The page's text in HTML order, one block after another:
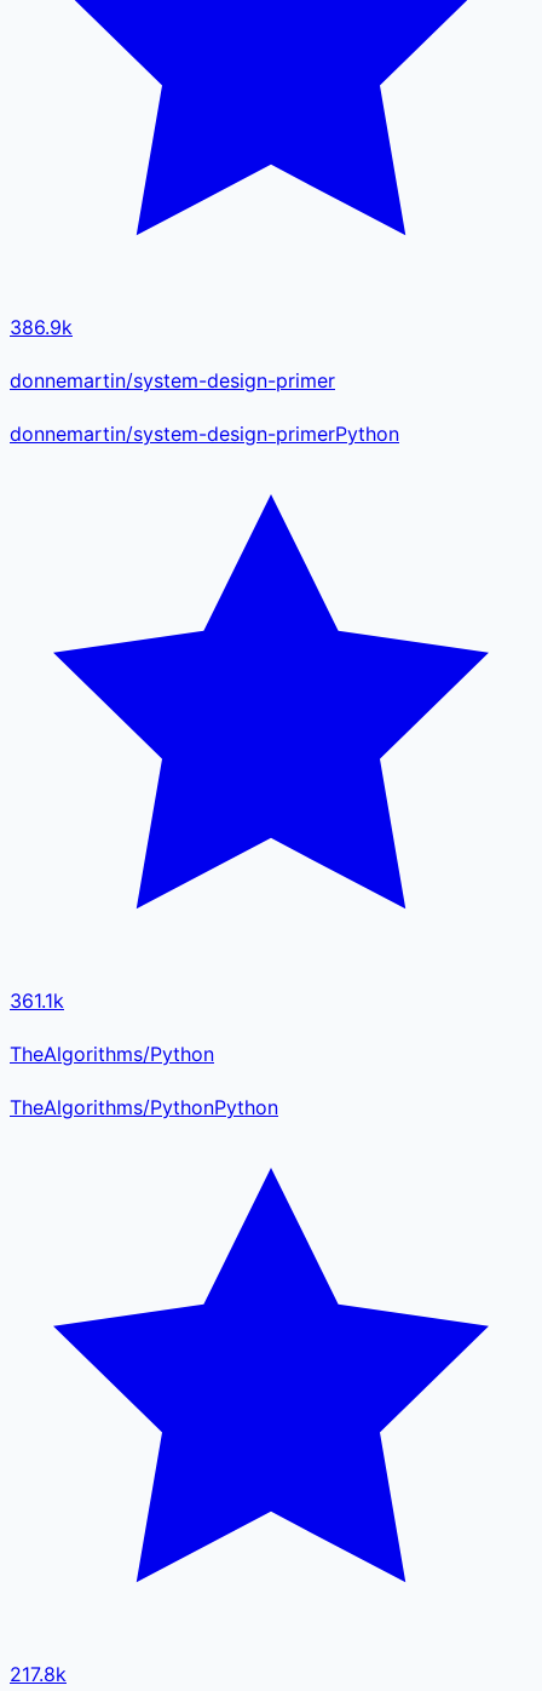
386.9k
donnemartin/system-design-primer
donnemartin/system-design-primerPython
361.1k
TheAlgorithms/Python
TheAlgorithms/PythonPython
217.8k